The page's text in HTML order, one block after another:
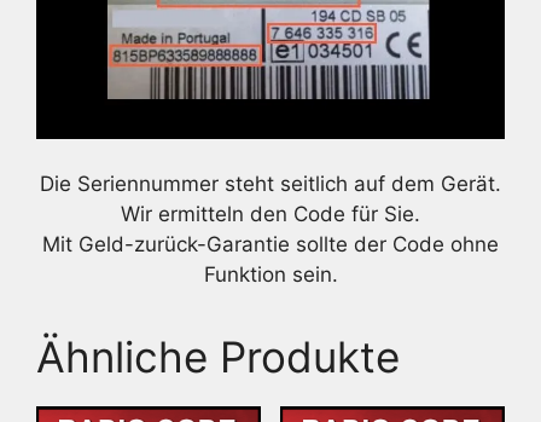
Die Seriennummer steht seitlich auf dem Gerät.
Wir ermitteln den Code für Sie.
Mit Geld-zurück-Garantie sollte der Code ohne
Funktion sein.
Ähnliche Produkte